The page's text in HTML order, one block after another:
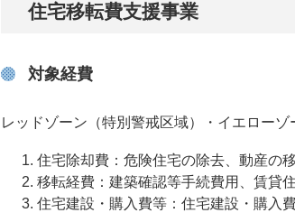
住宅移転費支援事業
対象経費
レッドゾーン（特別警戒区域）・イエロー
住宅除却費：危険住宅の除去、動産の
移転経費：建築確認等手続費用、賃貸
住宅建設・購入費等：住宅建設・購入